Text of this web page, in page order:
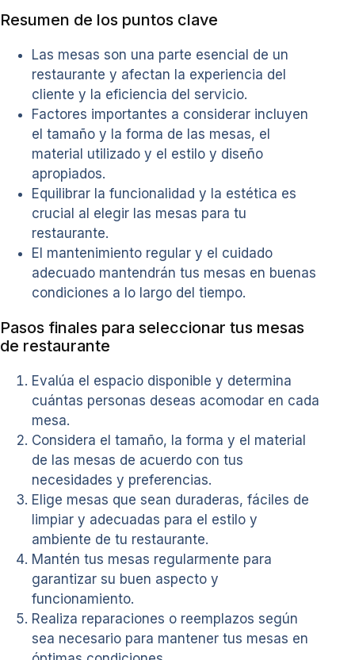
Resumen de los puntos clave
Las mesas son una parte esencial de un
restaurante y afectan la experiencia del
cliente y la eficiencia del servicio.
Factores importantes a considerar incluyen
el tamaño y la forma de las mesas, el
material utilizado y el estilo y diseño
apropiados.
Equilibrar la funcionalidad y la estética es
crucial al elegir las mesas para tu
restaurante.
El mantenimiento regular y el cuidado
adecuado mantendrán tus mesas en buenas
condiciones a lo largo del tiempo.
Pasos finales para seleccionar tus mesas
de restaurante
Evalúa el espacio disponible y determina
cuántas personas deseas acomodar en cada
mesa.
Considera el tamaño, la forma y el material
de las mesas de acuerdo con tus
necesidades y preferencias.
Elige mesas que sean duraderas, fáciles de
limpiar y adecuadas para el estilo y
ambiente de tu restaurante.
Mantén tus mesas regularmente para
garantizar su buen aspecto y
funcionamiento.
Realiza reparaciones o reemplazos según
sea necesario para mantener tus mesas en